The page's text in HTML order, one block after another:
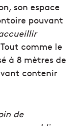
son espace
pouvant
comme le
à 8 mètres de
contenir
de